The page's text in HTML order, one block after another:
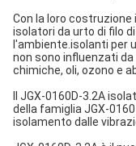
Con la loro
isolatori da urto di filo
l'ambiente. isolanti per
non sono influenzati
chimiche, oli, ozono e
Il JGX-0160D-3.2A
della famiglia JGX-
isolamento dalle